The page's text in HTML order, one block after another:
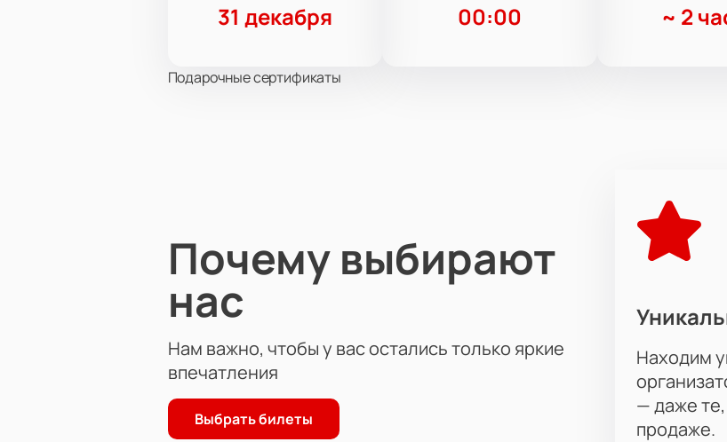
31 декабря 00:00 ~ 2
Подарочные сертификаты
Почему выбирают
нас
Нам важно, чтобы у вас остались только яркие
впечатления
Выбрать билеты
Находим
— даже
продаже.